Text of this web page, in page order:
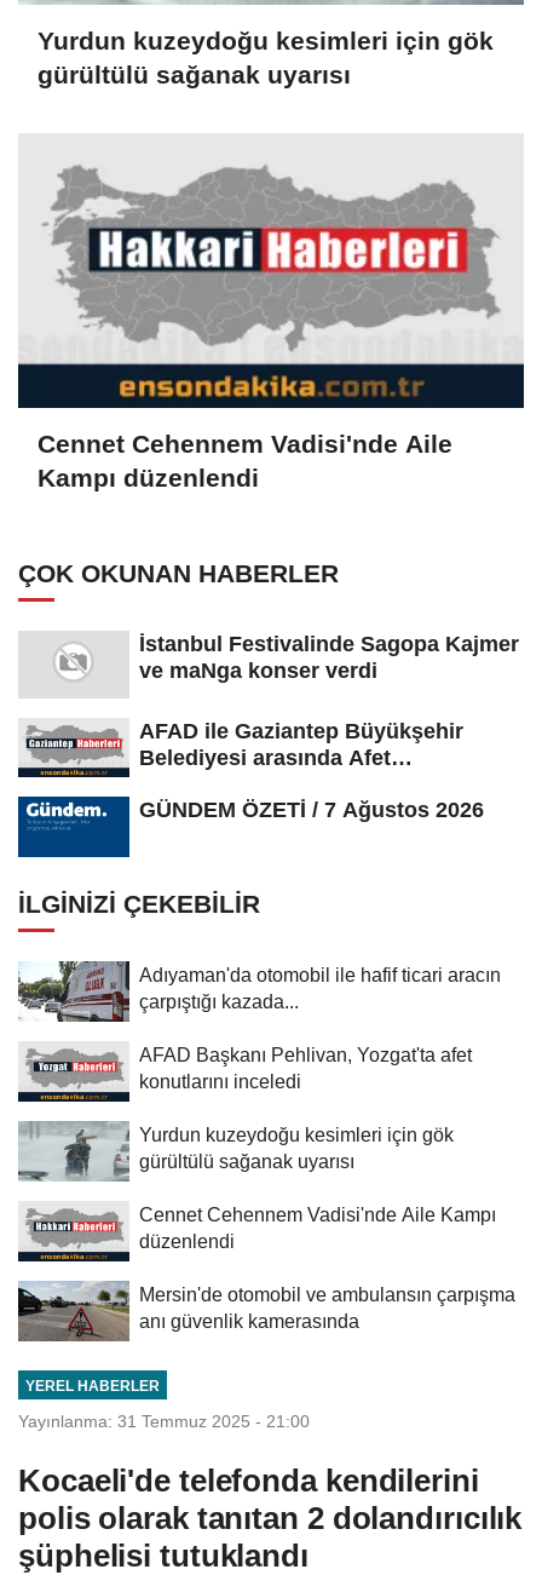
Yurdun kuzeydoğu kesimleri için gök
gürültülü sağanak uyarısı
Cennet Cehennem Vadisi'nde Aile
Kampı düzenlendi
ÇOK OKUNAN HABERLER
İstanbul Festivalinde Sagopa Kajmer
ve maNga konser verdi
AFAD ile Gaziantep Büyükşehir
Belediyesi arasında Afet
GÜNDEM ÖZETİ / 7 Ağustos 2026
İLGINIZI ÇEKEBILIR
Adıyaman'da otomobil ile hafif ticari aracın
çarpıştığı kazada...
AFAD Başkanı Pehlivan, Yozgat'ta afet
konutlarını inceledi
Yurdun kuzeydoğu kesimleri için gök
gürültülü sağanak uyarısı
Cennet Cehennem Vadisi'nde Aile Kampı
düzenlendi
Mersin'de otomobil ve ambulansın çarpışma
anı güvenlik kamerasında
YEREL HABERLER
Yayınlanma: 31 Temmuz 2025 - 21:00
Kocaeli'de telefonda kendilerini
polis olarak tanıtan 2 dolandırıcılık
şüphelisi tutuklandı